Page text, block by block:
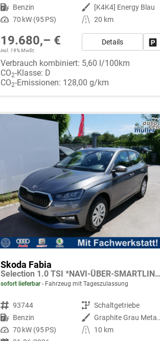
Kraftstoff Benzin Außenfarbe
[K4K4] Energy Blau
Leistung 70 kW (95 PS) Kilometerstand 20 km
19.680,– €
incl. 19% MwSt.
Details
Verbrauch kombiniert: 5,60 l/100km
CO2-Klasse: D
CO2-Emissionen: 128,00 g/km
Skoda Fabia
Selection 1.0 TSI *NAVI-ÜBER-SMARTLINK*PDC-HI*LED*SHZ*KLIMA*RADIO
sofort lieferbar Fahrzeug mit Tageszulassung
Fahrzeugnr. 93744 Getriebe Schaltgetriebe
Kraftstoff Benzin Außenfarbe
Graphite
Leistung 70 kW (95 PS) Kilometerstand
10 km